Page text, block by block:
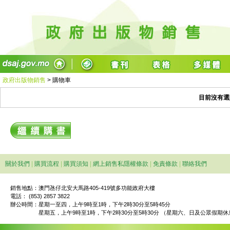
政府出版物銷售 > 購物車
目前沒有
關於我們 購買流程 購買須知 網上銷售私隱權條款 免責條款 聯絡我們
銷售地點：澳門氹仔北安大馬路405-419號多功能政府大樓
電話： (853) 2857 3822
辦公時間： 星期一至四，上午9時至1時，下午2時30分至5時45分
星期五，上午9時至1時，下午2時30分至5時30分 （星期六、日及公眾假期休